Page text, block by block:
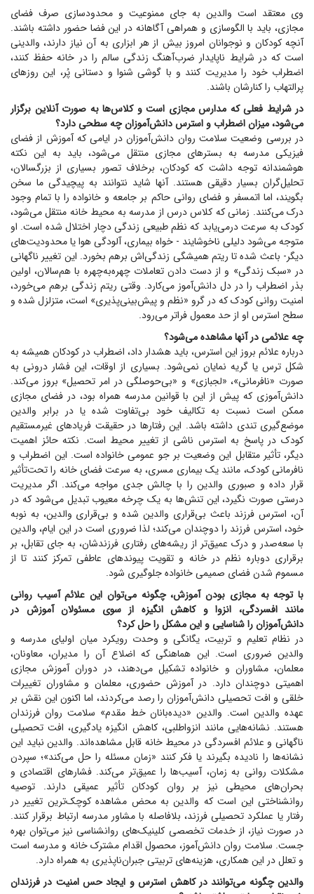
وی معتقد است والدین به جای ممنوعیت و محدودسازی صرف فضای
مجازی، باید با الگوسازی و همراهی آگاهانه در این فضا حضور داشته باشند.
آنچه کودکان و نوجوانان امروز بیش از هر ابزاری به آن نیاز دارند، والدینی
است که در شرایط ناپایدار ضرب‌آهنگ زندگی سالم را در خانه حفظ کنند،
اضطراب خود را مدیریت کنند و با گوشی شنوا و دستانی پُر، این روز‌های
پرالتهاب را کنارشان باشند.
در شرایط فعلی که مدارس مجازی است و کلاس‌ها به صورت آنلاین برگزار
می‌شود، میزان اضطراب و استرس دانش‌آموزان چه سطحی دارد؟
در بررسی وضعیت سلامت روان دانش‌آموزان در ایامی که آموزش از فضای
فیزیکی مدرسه به بستر‌های مجازی منتقل می‌شود، باید به این نکته
هوشمندانه توجه داشت که کودکان، برخلاف تصور بسیاری از بزرگسالان،
تحلیل‌گران بسیار دقیقی هستند. آنها شاید نتوانند به پیچیدگی ما سخن
بگویند، اما اتمسفر و فضای روانی حاکم بر جامعه و خانواده را با تمام وجود
درک می‌کنند. زمانی که کلاس درس از مدرسه به محیط خانه منتقل می‌شود،
کودک به سرعت درمی‌یابد که نظم طبیعی زندگی دچار اختلال شده است. او
متوجه می‌شود دلیلی ناخوشایند - خواه بیماری، آلودگی هوا یا محدودیت‌های
دیگر- باعث شده تا ریتم همیشگی زندگی‌اش برهم بخورد. این تغییر ناگهانی
در «سبک زندگی» و از دست دادن تعاملات چهره‌به‌چهره با هم‌سالان، اولین
بذر اضطراب را در دل دانش‌آموز می‌کارد. وقتی ریتم زندگی برهم می‌خورد،
امنیت روانی کودک که در گرو «نظم و پیش‌بینی‌پذیری» است، متزلزل شده و
سطح استرس او از حد معمول فراتر می‌رود.
چه علائمی در آنها مشاهده می‌شود؟
درباره علائم بروز این استرس، باید هشدار داد، اضطراب در کودکان همیشه به
شکل ترس یا گریه نمایان نمی‌شود. بسیاری از اوقات، این فشار درونی به
صورت «نافرمانی»، «لجبازی» و «بی‌حوصلگی در امر تحصیل» بروز می‌کند.
دانش‌آموزی که پیش از این با قوانین مدرسه همراه بود، در فضای مجازی
ممکن است نسبت به تکالیف خود بی‌تفاوت شده یا در برابر والدین
موضع‌گیری تندی داشته باشد. این رفتار‌ها در حقیقت فریاد‌های غیرمستقیم
کودک در پاسخ به استرس ناشی از تغییر محیط است. نکته حائز اهمیت
دیگر، تأثیر متقابل این وضعیت بر جو عمومی خانواده است. این اضطراب و
نافرمانی کودک، مانند یک بیماری مسری، به سرعت فضای خانه را تحت‌تأثیر
قرار داده و صبوری والدین را با چالش جدی مواجه می‌کند. اگر مدیریت
درستی صورت نگیرد، این تنش‌ها به یک چرخه معیوب تبدیل می‌شود که در
آن، استرس فرزند باعث بی‌قراری والدین شده و بی‌قراری والدین، به نوبه
خود، استرس فرزند را دوچندان می‌کند؛ لذا ضروری است در این ایام، والدین
با سعه‌صدر و درک عمیق‌تر از ریشه‌های رفتاری فرزندشان، به جای تقابل، بر
برقراری دوباره نظم در خانه و تقویت پیوند‌های عاطفی تمرکز کنند تا از
مسموم شدن فضای صمیمی خانواده جلوگیری شود.
با توجه به مجازی بودن آموزش، چگونه می‌توان این علائم آسیب روانی
مانند افسردگی، انزوا و کاهش انگیزه از سوی مسئولان آموزش در
دانش‌آموزان را شناسایی و این مشکل را حل کرد؟
در نظام تعلیم و تربیت، یگانگی و وحدت رویکرد میان اولیای مدرسه و
والدین ضروری است. این هماهنگی که اضلاع آن را مدیران، معاونان،
معلمان، مشاوران و خانواده تشکیل می‌دهند، در دوران آموزش مجازی
اهمیتی دوچندان دارد. در آموزش حضوری، معلمان و مشاوران تغییرات
خلقی و افت تحصیلی دانش‌آموزان را رصد می‌کردند، اما اکنون این نقش بر
عهده والدین است. والدین «دیده‌بانان خط مقدم» سلامت روان فرزندان
هستند. نشانه‌هایی مانند انزواطلبی، کاهش انگیزه یادگیری، افت تحصیلی
ناگهانی و علائم افسردگی در محیط خانه قابل مشاهده‌اند. والدین نباید این
نشانه‌ها را نادیده بگیرند یا فکر کنند «زمان مسئله را حل می‌کند»؛ سپردن
مشکلات روانی به زمان، آسیب‌ها را عمیق‌تر می‌کند. فشار‌های اقتصادی و
بحران‌های محیطی نیز بر روان کودکان تأثیر عمیقی دارند. توصیه
روانشناختی این است که والدین به محض مشاهده کوچک‌ترین تغییر در
رفتار یا عملکرد تحصیلی فرزند، بلافاصله با مشاور مدرسه ارتباط برقرار کنند.
در صورت نیاز، از خدمات تخصصی کلینیک‌های روانشناسی نیز می‌توان بهره
جست. سلامت روان دانش‌آموز، محصول اقدام مشترک خانه و مدرسه است
و تعلل در این همکاری، هزینه‌های تربیتی جبران‌ناپذیری به همراه دارد.
والدین چگونه می‌توانند در کاهش استرس و ایجاد حس امنیت در فرزندان